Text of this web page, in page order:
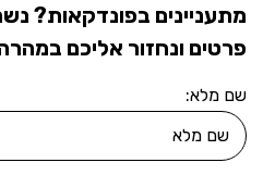
מתעניינים בפונדקאות?
פרטים ונחזור אליכם
שם מלא: